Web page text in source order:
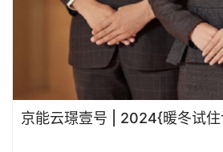
京能云璟壹号 | 2024{暖冬试住